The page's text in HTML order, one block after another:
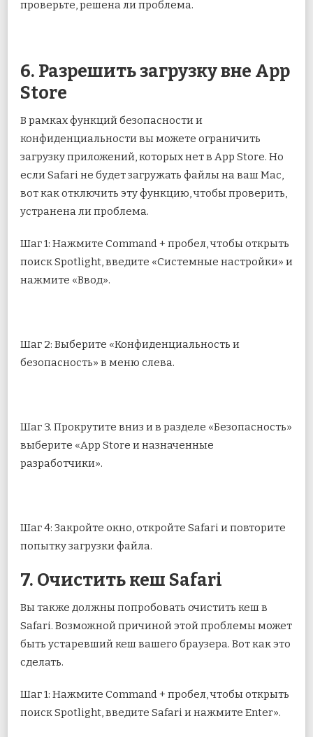
проверьте, решена ли проблема.
6. Разрешить загрузку вне App
Store
В рамках функций безопасности и
конфиденциальности вы можете ограничить
загрузку приложений, которых нет в App Store. Но
если Safari не будет загружать файлы на ваш Mac,
вот как отключить эту функцию, чтобы проверить,
устранена ли проблема.
Шаг 1: Нажмите Command + пробел, чтобы открыть
поиск Spotlight, введите «Системные настройки» и
нажмите «Ввод».
Шаг 2: Выберите «Конфиденциальность и
безопасность» в меню слева.
Шаг 3. Прокрутите вниз и в разделе «Безопасность»
выберите «App Store и назначенные
разработчики».
Шаг 4: Закройте окно, откройте Safari и повторите
попытку загрузки файла.
7. Очистить кеш Safari
Вы также должны попробовать очистить кеш в
Safari. Возможной причиной этой проблемы может
быть устаревший кеш вашего браузера. Вот как это
сделать.
Шаг 1: Нажмите Command + пробел, чтобы открыть
поиск Spotlight, введите Safari и нажмите Enter».